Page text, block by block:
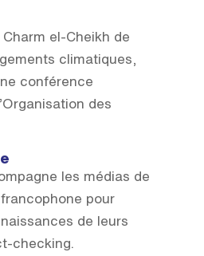
el-Cheikh de
climatiques,
conférence
des
les médias de
pour
de leurs
checking.